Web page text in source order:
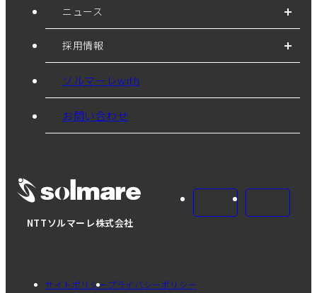
NTTソルマーレ株式会社
ニュース
採用情報
ソルマーレwith
お問い合わせ
サイトポリシープライバシーポリシー